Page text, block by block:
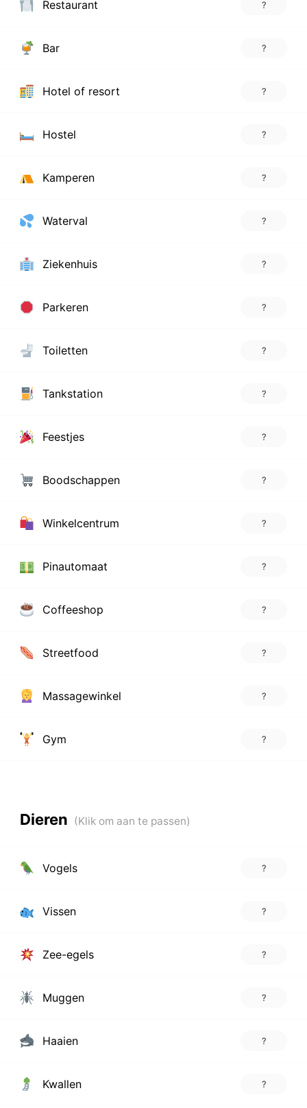
Restaurant ?
Bar ?
Hotel of resort ?
Hostel ?
Kamperen ?
Waterval ?
Ziekenhuis ?
Parkeren ?
Toiletten ?
Tankstation ?
Feestjes ?
Boodschappen ?
Winkelcentrum ?
Pinautomaat ?
Coffeeshop ?
Streetfood ?
Massagewinkel ?
Gym ?
Dieren
Vogels ?
Vissen ?
Zee-egels ?
Muggen ?
Haaien ?
Kwallen ?